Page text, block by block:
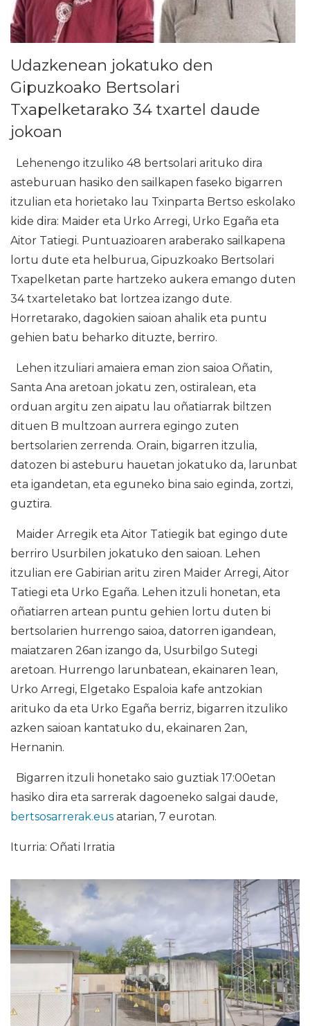
Udazkenean jokatuko den
Gipuzkoako Bertsolari
Txapelketarako 34 txartel daude
jokoan
Lehenengo itzuliko 48 bertsolari arituko dira
asteburuan hasiko den sailkapen faseko bigarren
itzulian eta horietako lau Txinparta Bertso eskolako
kide dira: Maider eta Urko Arregi, Urko Egaña eta
Aitor Tatiegi. Puntuazioaren araberako sailkapena
lortu dute eta helburua, Gipuzkoako Bertsolari
Txapelketan parte hartzeko aukera emango duten
34 txarteletako bat lortzea izango dute.
Horretarako, dagokien saioan ahalik eta puntu
gehien batu beharko dituzte, berriro.
Lehen itzuliari amaiera eman zion saioa Oñatin,
Santa Ana aretoan jokatu zen, ostiralean, eta
orduan argitu zen aipatu lau oñatiarrak biltzen
dituen B multzoan aurrera egingo zuten
bertsolarien zerrenda. Orain, bigarren itzulia,
datozen bi asteburu hauetan jokatuko da, larunbat
eta igandetan, eta eguneko bina saio eginda, zortzi,
guztira.
Maider Arregik eta Aitor Tatiegik bat egingo dute
berriro Usurbilen jokatuko den saioan. Lehen
itzulian ere Gabirian aritu ziren Maider Arregi, Aitor
Tatiegi eta Urko Egaña. Lehen itzuli honetan, eta
oñatiarren artean puntu gehien lortu duten bi
bertsolarien hurrengo saioa, datorren igandean,
maiatzaren 26an izango da, Usurbilgo Sutegi
aretoan. Hurrengo larunbatean, ekainaren 1ean,
Urko Arregi, Elgetako Espaloia kafe antzokian
arituko da eta Urko Egaña berriz, bigarren itzuliko
azken saioan kantatuko du, ekainaren 2an,
Hernanin.
Bigarren itzuli honetako saio guztiak 17:00etan
hasiko dira eta sarrerak dagoeneko salgai daude,
bertsosarrerak.eus atarian, 7 eurotan.
Iturria: Oñati Irratia